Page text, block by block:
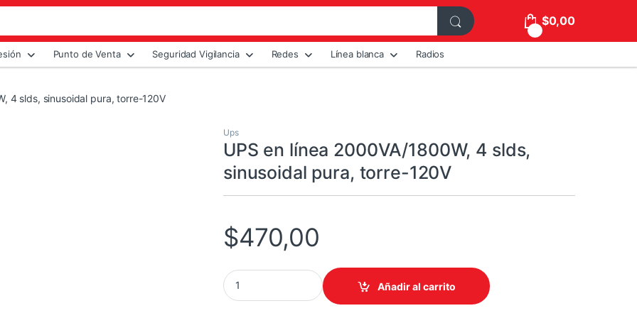
$0,00
Punto de Venta Seguridad Vigilancia Redes Línea blanca Radios
4 slds, sinusoidal pura, torre-120V
Ups
UPS en línea 2000VA/1800W, 4 slds,
sinusoidal pura, torre-120V
$470,00
UPS en línea 2000VA/1800W, 4 slds, sinusoidal pura, torre-120V quantity
Añadir al carrito